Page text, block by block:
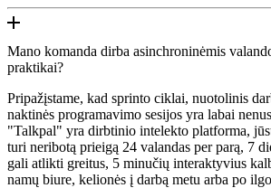
Mano komanda dirba asinchroninėmis
praktikai?
Pripažįstame, kad sprinto ciklai, nuotolinis
naktinės programavimo sesijos yra labai
"Talkpal" yra dirbtinio intelekto platforma,
turi neribotą prieigą 24 valandas per parą, 7
gali atlikti greitus, 5 minučių interaktyvius
namų biure, kelionės į darbą metu arba po